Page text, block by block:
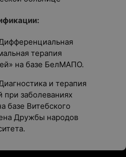
терапия
на базе БелМАПО.
и терапия
при заболеваниях
базе Витебского
Дружбы народов